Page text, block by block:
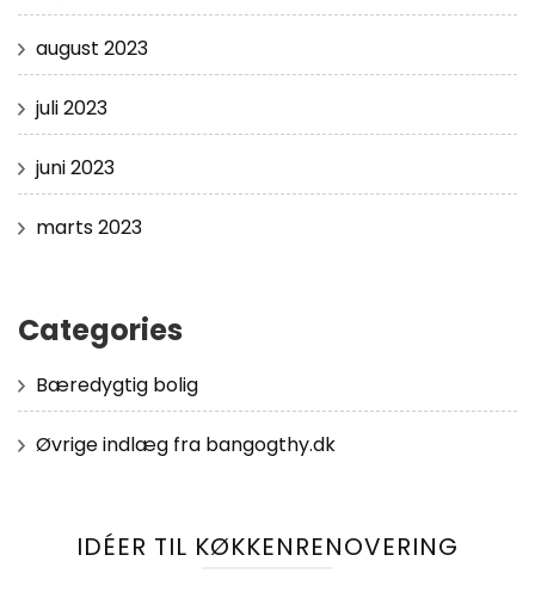
august 2023
juli 2023
juni 2023
marts 2023
Categories
Bæredygtig bolig
Øvrige indlæg fra bangogthy.dk
IDÉER TIL KØKKENRENOVERING